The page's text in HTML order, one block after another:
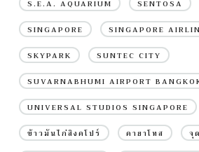
S.E.A. AQUARIUM SENTOSA
SINGAPORE SINGAPORE
SKYPARK SUNTEC CITY
SUVARNABHUMI AIRPORT
UNIVERSAL STUDIOS SINGAPORE
ข้าวมันไก่สิงคโปร์ คายาโทส จุ